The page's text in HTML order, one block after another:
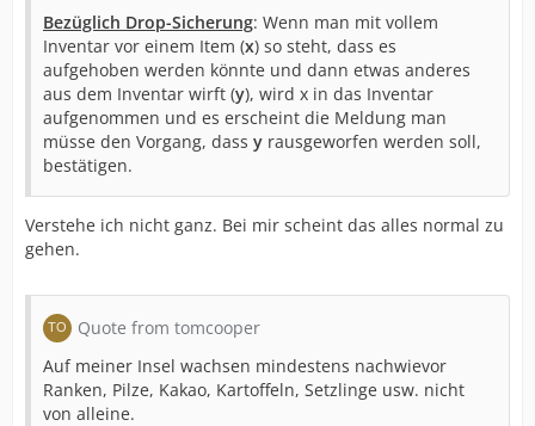
Bezüglich Drop-Sicherung: Wenn man mit vollem
Inventar vor einem Item (x) so steht, dass es
aufgehoben werden könnte und dann etwas anderes
aus dem Inventar wirft (y), wird x in das Inventar
aufgenommen und es erscheint die Meldung man
müsse den Vorgang, dass y rausgeworfen werden soll,
bestätigen.
Verstehe ich nicht ganz. Bei mir scheint das alles normal zu
gehen.
Quote from tomcooper
Auf meiner Insel wachsen mindestens nachwievor
Ranken, Pilze, Kakao, Kartoffeln, Setzlinge usw. nicht
von alleine.